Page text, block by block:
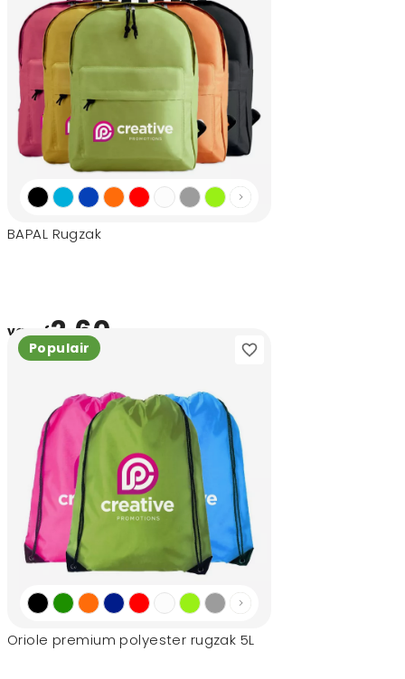
BAPAL Rugzak
vanaf2,60
Populair
Oriole premium polyester rugzak 5L